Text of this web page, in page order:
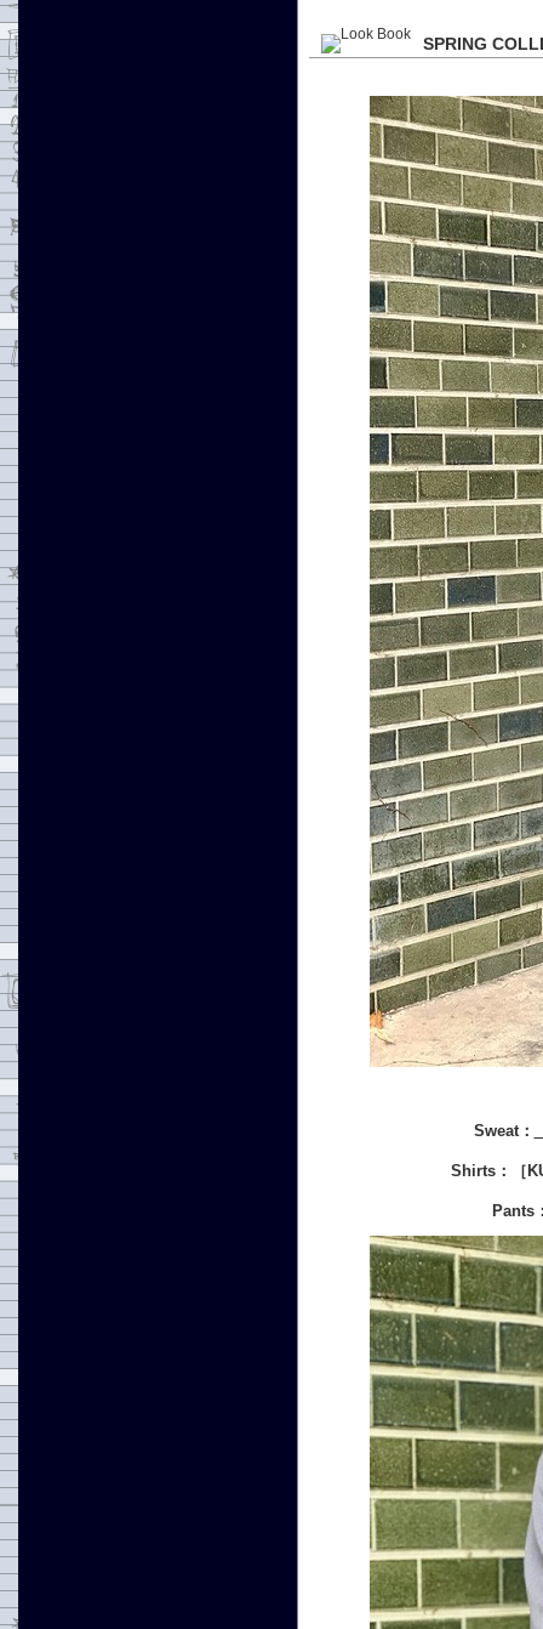
SPRING
Sweat：
Shirts：［
Pants